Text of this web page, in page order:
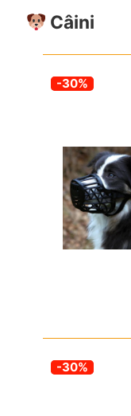
Câini
-30%
-30%